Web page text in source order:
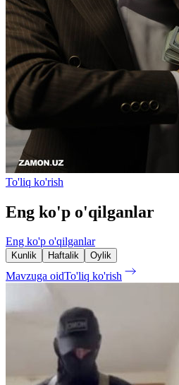
To'liq ko'rish
Eng ko'p o'qilganlar
Eng ko'p o'qilganlar
Kunlik Haftalik Oylik
Mavzuga oidTo'liq ko'rish